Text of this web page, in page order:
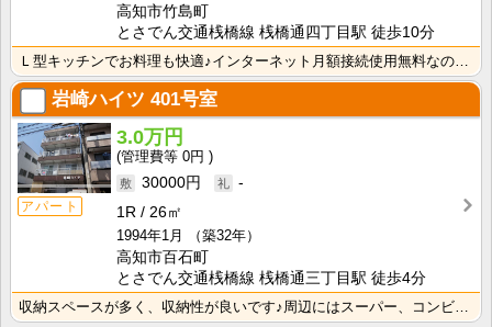
高知市竹島町
とさでん交通桟橋線 桟橋通四丁目駅 徒歩10分
岩崎ハイツ 401号室
アパート
3.0万円
0円
30000円
-
1R
26㎡
1994年1月
（築32年）
高知市百石町
とさでん交通桟橋線 桟橋通三丁目駅 徒歩4分